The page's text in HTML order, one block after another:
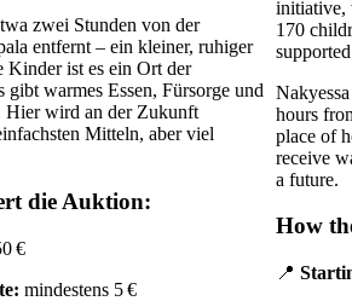
zwei Stunden von der
entfernt – ein kleiner, ruhiger
ist es ein Ort der
gibt warmes Essen, Fürsorge und
Hier wird an der Zukunft
Mitteln, aber viel
die Auktion:
€
mindestens 5 €
initiative,
170
hours
place of
receive
a future.
How
📍